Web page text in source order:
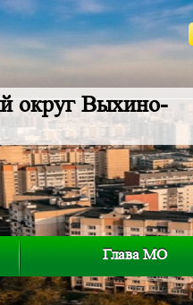
округ Выхино-
Глава МО